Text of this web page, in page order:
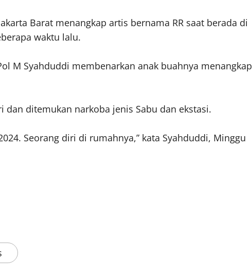
Barat menangkap artis bernama RR saat berada di
waktu lalu.
M Syahduddi membenarkan anak buahnya menangkap
dan ditemukan narkoba jenis Sabu dan ekstasi.
Seorang diri di rumahnya,” kata Syahduddi, Minggu